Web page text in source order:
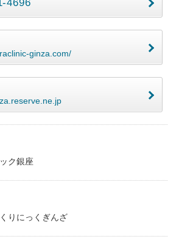
4696
ginza.com/
ク銀座
りにっくぎんざ